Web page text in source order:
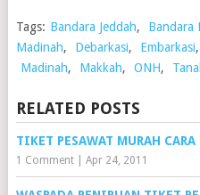
Tags: Bandara Jeddah, Bandara
Madinah, Debarkasi, Embarkasi,
Madinah, Makkah, ONH,
RELATED POSTS
TIKET PESAWAT MURAH
1 Comment| Apr 24, 2011